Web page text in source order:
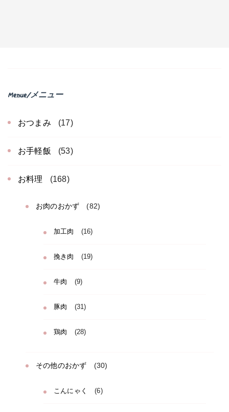
Menue/メニュー
おつまみ (17)
お手軽飯 (53)
お料理 (168)
お肉のおかず (82)
加工肉 (16)
挽き肉 (19)
牛肉 (9)
豚肉 (31)
鶏肉 (28)
その他のおかず (30)
こんにゃく (6)